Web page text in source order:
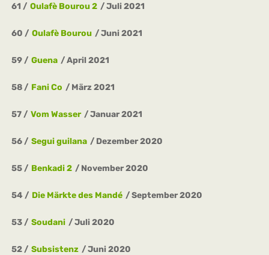
61 Oulafè Bourou 2 Juli 2021
60 Oulafè Bourou Juni 2021
59 Guena April 2021
58 Fani Co März 2021
57 Vom Wasser Januar 2021
56 Segui guilana Dezember 2020
55 Benkadi 2 November 2020
54 Die Märkte des Mandé September 2020
53 Soudani Juli 2020
52 Subsistenz Juni 2020